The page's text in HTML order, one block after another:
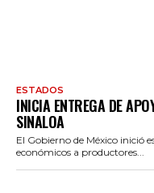
ESTADOS
INICIA ENTREGA DE
SINALOA
El Gobierno de México inició
económicos a productores...